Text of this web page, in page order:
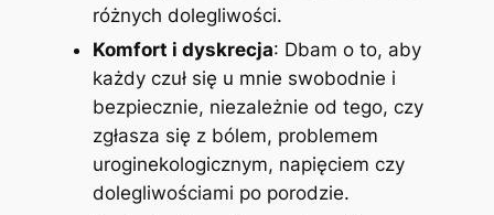
różnych dolegliwości.
Komfort i dyskrecja: Dbam o to, aby
każdy czuł się u mnie swobodnie i
bezpiecznie, niezależnie od tego, czy
zgłasza się z bólem, problemem
uroginekologicznym, napięciem czy
dolegliwościami po porodzie.